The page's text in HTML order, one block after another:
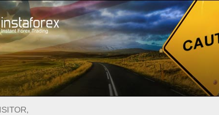
Мінімальні спреди - максимум